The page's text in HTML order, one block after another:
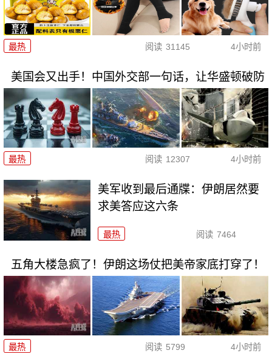
最热 阅读 31145 4小时前
美国会又出手！中国外交部一句话，让华盛顿破防
最热 阅读 12307 4小时前
美军收到最后通牒：伊朗居然要
求美答应这六条
最热 阅读 7464
五角大楼急疯了！伊朗这场仗把美帝家底打穿了！
最热 阅读 5799 4小时前